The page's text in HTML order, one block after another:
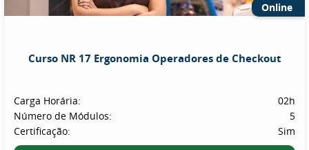
Online
Curso NR 17 Ergonomia Operadores de Checkout
Carga Horária:
02h
Número de Módulos:
5
Certificação:
Sim